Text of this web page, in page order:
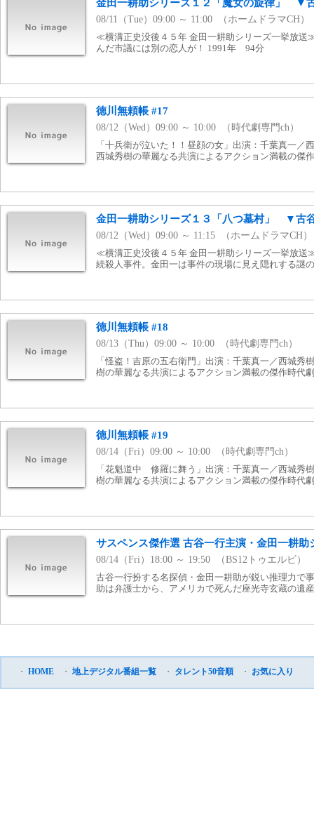
金田一耕助シリーズ１２「魔女の旋律」 ▼
08/11（Tue）09:00 ～ 11:00 （ホームドラマCH）
≪横溝正史没後４５年 金田一耕助シリーズ一挙放送
んだ市議には別の恋人が！ 1991年 94分
徳川無頼帳 #17
08/12（Wed）09:00 ～ 10:00 （時代劇専門ch）
「十兵衛が泣いた！！昼顔の女」出演：千葉真一
西城秀樹の華麗なる共演によるアクション満載の傑
金田一耕助シリーズ１３「八つ墓村」 ▼古
08/12（Wed）09:00 ～ 11:15 （ホームドラマCH）
≪横溝正史没後４５年 金田一耕助シリーズ一挙放送
続殺人事件。金田一は事件の現場に見え隠れする謎
徳川無頼帳 #18
08/13（Thu）09:00 ～ 10:00 （時代劇専門ch）
「怪盗！吉原の五右衛門」出演：千葉真一／西城
樹の華麗なる共演によるアクション満載の傑作時代
徳川無頼帳 #19
08/14（Fri）09:00 ～ 10:00 （時代劇専門ch）
「花魁道中 修羅に舞う」出演：千葉真一／西城秀
樹の華麗なる共演によるアクション満載の傑作時代
サスペンス傑作選 古谷一行主演・金田一耕助
08/14（Fri）18:00 ～ 19:50 （BS12トゥエルビ）
古谷一行扮する名探偵・金田一耕助が鋭い推理力で
助は弁護士から、アメリカで死んだ座光寺玄蔵の遺
・ HOME ・ 地上デジタル番組一覧 ・ タレント50音順 ・ お気に入り